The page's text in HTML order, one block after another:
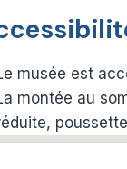
musée est
montée au